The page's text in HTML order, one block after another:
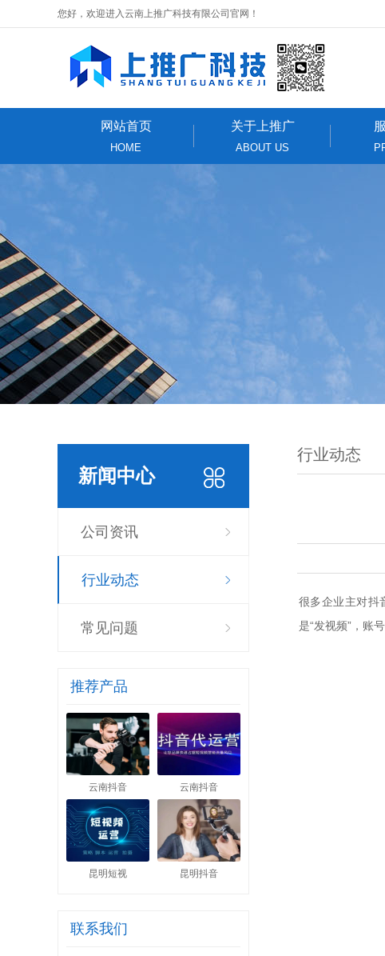
您好，欢迎进入云南上推广科技有限公司官网！
网站首页
HOME
关于上推广
ABOUT US
新闻中心
公司资讯
行业动态
常见问题
推荐产品
云南抖音 云南抖音
昆明短视 昆明抖音
联系我们
行业动态
很多企业主对抖
是“发视频”，账